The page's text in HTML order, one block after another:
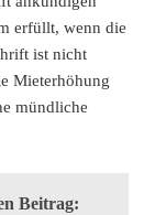
erfüllt, wenn die
ist nicht
Mieterhöhung
mündliche
Beitrag: